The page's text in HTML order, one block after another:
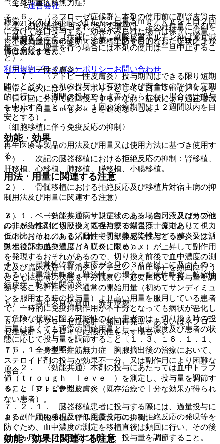
７．６． 〈ネフローゼ症候群〉本剤の使用前に副腎皮質ホ
ルモン剤が維持投与されている場合は、その維持量に本剤を
上乗せすること（症状により、副腎皮質ホルモン剤は適宜減
量するが、増量を行う場合には本剤の使用は一旦中止するこ
と）。
７．７． 〈アトピー性皮膚炎〉投与期間はできる限り短期
間にとどめ、本剤の投与中は有効性及び安全性の評価を定期
的に行い、８週間の投与でも改善がみられない場合には投与
を中止すること（なお、１回の治療期間は１２週間以内を目
安とする）。
効能・効果
１）． 次記の臓器移植における拒絶反応の抑制：腎移植、
肝移植、心移植、肺移植、膵移植、小腸移植。
２）． 骨髄移植における拒絶反応及び移植片対宿主病の抑
制。
３）． ベーチェット病＜眼症状のある場合＞、及びその他
の非感染性ぶどう膜炎（既存治療で効果不十分であり、視力
低下のおそれのある活動性中間部非感染性ぶどう膜炎又は活
動性後部非感染性ぶどう膜炎に限る）。
４）． 尋常性乾癬＜皮疹が全身の３０％以上に及ぶもの＞
あるいは尋常性乾癬＜難治性＞の場合、膿疱性乾癬、乾癬性
紅皮症、乾癬性関節炎。
５）． 再生不良性貧血、赤芽球癆。
６）． ネフローゼ症候群＜頻回再発型＞あるいはネフロー
ゼ症候群＜ステロイドに抵抗性を示す場合＞。
７）． 全身型重症筋無力症：胸腺摘出後の治療において、
ステロイド剤の投与が効果不十分、又は副作用により困難な
場合。
８）． アトピー性皮膚炎（既存治療で十分な効果が得られ
ない患者）。
９）． 細胞移植に伴う免疫反応の抑制。
効能・効果に関連する注意
〈全身型重症筋無力症〉
通常、シクロスポリンとして１日量５ｍｇ／ｋｇを１日２回
に分けて経口投与する。効果がみられた場合は徐々に減量
し、維持量は３ｍｇ／ｋｇを標準とする。なお、症状により
適宜増減する。
〈アトピー性皮膚炎〉
通常、成人にはシクロスポリンとして１日量３ｍｇ／ｋｇを
１日２回に分けて経口投与する。なお、症状により適宜増減
するが１日量５ｍｇ／ｋｇを超えないこと。
〈細胞移植に伴う免疫反応の抑制〉
再生医療等製品の用法及び用量又は使用方法に基づき使用す
る。
用法・用量に関連する注意
（用法及び用量に関連する注意）
７．１． 〈効能共通〉サンディミュン（内用液又はカプセ
ル）から本剤に切り換えて投与する場合は、原則として１：
１の比（ｍｇ／ｋｇ／日）で切り換えて投与するが、シクロ
スポリンの血中濃度（ＡＵＣ、Ｃｍａｘ）が上昇して副作用
を発現するおそれがあるので、切り換え前後で血中濃度の測
定及び臨床検査（血清クレアチニン、血圧等）を頻回に行う
とともに患者の状態を十分観察し、必要に応じて投与量を調
節すること。ただし、通常の開始用量（初めてサンディミュ
ンを服用する時の投与量）より高い用量を服用している患者
で、一時的に免疫抑制作用が不十分となっても病状が悪化し
て危険な状態に陥る可能性のない患者では、切り換え時の投
与量は多くても通常の開始用量とし、血中濃度及び患者の状
態に応じて投与量を調節すること〔１．３、１６．１．１、
１６．１．２参照〕。
７．２． 〈効能共通〉本剤の投与にあたっては血中トラフ
値（ｔｒｏｕｇｈ ｌｅｖｅｌ）を測定し、投与量を調節す
ること〔８．１参照〕。
７．２．１． 臓器移植患者に投与する際には、過量投与に
よる副作用の発現及び低用量投与による拒絶反応の発現等を
防ぐため、血中濃度の測定を移植直後は頻回に行い、その後
は１ヵ月に１回を目安に測定し、投与量を調節すること。
運営会社
© 2021 HOKUTO Inc. All rights reserved.
※本製品は疾病の診断・治療・予防を目的としたプログラム
ではありません。
利用規約プライバシーポリシーお問い合わせ